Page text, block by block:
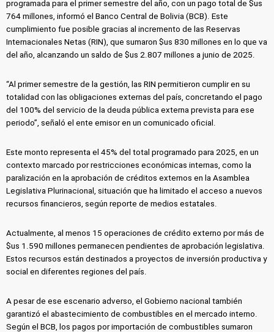
programada para el primer semestre del año, con un pago total de $us
764 millones, informó el Banco Central de Bolivia (BCB). Este
cumplimiento fue posible gracias al incremento de las Reservas
Internacionales Netas (RIN), que sumaron $us 830 millones en lo que va
del año, alcanzando un saldo de $us 2.807 millones a junio de 2025.
“Al primer semestre de la gestión, las RIN permitieron cumplir en su
totalidad con las obligaciones externas del país, concretando el pago
del 100% del servicio de la deuda pública externa prevista para ese
periodo”, señaló el ente emisor en un comunicado oficial.
Este monto representa el 45% del total programado para 2025, en un
contexto marcado por restricciones económicas internas, como la
paralización en la aprobación de créditos externos en la Asamblea
Legislativa Plurinacional, situación que ha limitado el acceso a nuevos
recursos financieros, según reporte de medios estatales.
Actualmente, al menos 15 operaciones de crédito externo por más de
$us 1.590 millones permanecen pendientes de aprobación legislativa.
Estos recursos están destinados a proyectos de inversión productiva y
social en diferentes regiones del país.
A pesar de ese escenario adverso, el Gobierno nacional también
garantizó el abastecimiento de combustibles en el mercado interno.
Según el BCB, los pagos por importación de combustibles sumaron